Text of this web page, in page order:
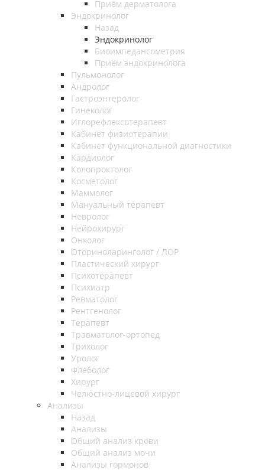
Приём дерматолога
Эндокринолог
Назад
Эндокринолог
Биоимпедансометрия
Приём эндокринолога
Пульмонолог
Андролог
Гастроэнтеролог
Гинеколог
Иглорефлексотерапевт
Кабинет физиотерапии
Кабинет функциональной диагностики
Кардиолог
Колопроктолог
Косметолог
Маммолог
Мануальный терапевт
Невролог
Нейрохирург
Онколог
Оториноларинголог / ЛОР
Пластический хирург
Психотерапевт
Психиатр
Ревматолог
Рентгенолог
Терапевт
Травматолог-ортопед
Трихолог
Уролог
Флеболог
Хирург
Челюстно-лицевой хирург
Анализы
Назад
Анализы
Общий анализ крови
Общий анализ мочи
Анализы гормонов